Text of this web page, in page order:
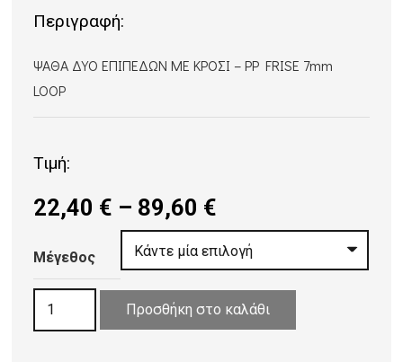
Περιγραφή:
ΨΑΘΑ ΔΥΟ ΕΠΙΠΕΔΩΝ ΜΕ ΚΡΟΣΙ – PP FRISE 7mm
LOOP
Τιμή:
22,40 € – 89,60 €
range:
22,40 €
89,60 €
Μέγεθος
Προσθήκη στο καλάθι